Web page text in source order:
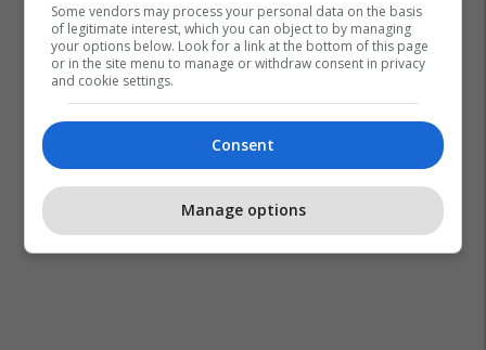
Some vendors may process your personal data on the basis
of legitimate interest, which you can object to by managing
your options below. Look for a link at the bottom of this page
or in the site menu to manage or withdraw consent in privacy
and cookie settings.
Consent
Manage options